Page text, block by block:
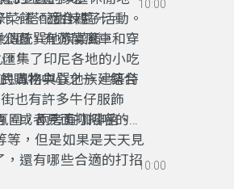
餚，適合親子活動。
園，有荷蘭風車和穿
。
購物中心之一，結合
也有許多牛仔服飾
，搭配甜辣醬汁。
傳統巽他族菜餚。
集了印尼各地的小吃
風格與巽他族建築特
圍，兩旁有咖啡館、
10:00
或者見面打招呼的用
等，但是如果是天天見
，還有哪些合適的打招10:00